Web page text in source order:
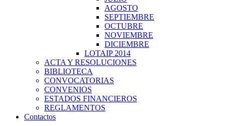
AGOSTO
SEPTIEMBRE
OCTUBRE
NOVIEMBRE
DICIEMBRE
LOTAIP 2014
ACTA Y RESOLUCIONES
BIBLIOTECA
CONVOCATORIAS
CONVENIOS
ESTADOS FINANCIEROS
REGLAMENTOS
Contactos